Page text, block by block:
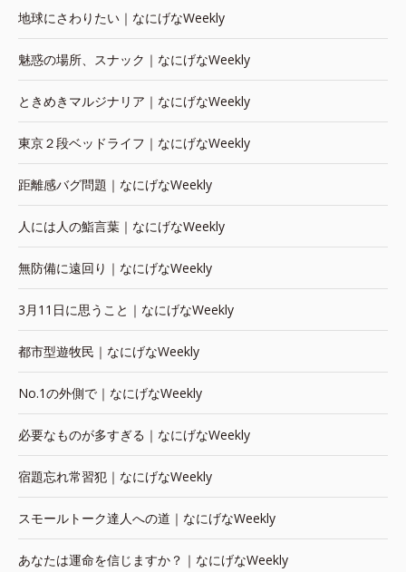
地球にさわりたい｜なにげなWeekly
魅惑の場所、スナック｜なにげなWeekly
ときめきマルジナリア｜なにげなWeekly
東京２段ベッドライフ｜なにげなWeekly
距離感バグ問題｜なにげなWeekly
人には人の鮨言葉｜なにげなWeekly
無防備に遠回り｜なにげなWeekly
3月11日に思うこと｜なにげなWeekly
都市型遊牧民｜なにげなWeekly
No.1の外側で｜なにげなWeekly
必要なものが多すぎる｜なにげなWeekly
宿題忘れ常習犯｜なにげなWeekly
スモールトーク達人への道｜なにげなWeekly
あなたは運命を信じますか？｜なにげなWeekly